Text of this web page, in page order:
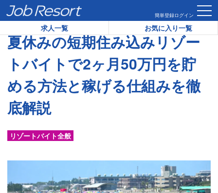
簡単登録ログイン
求人一覧 お気に入り一覧
HOME コラム 夏休みの短期住み込みリゾートバイトで2ヶ月
夏休みの短期住み込みリゾー
トバイトで2ヶ月50万円を貯
める方法と稼げる仕組みを徹
底解説
リゾートバイト全般